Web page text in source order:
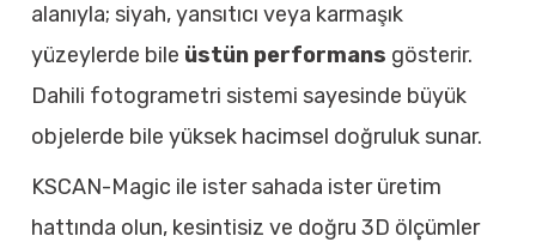
alanıyla; siyah, yansıtıcı veya karmaşık
yüzeylerde bile üstün performans gösterir.
Dahili fotogrametri sistemi sayesinde büyük
objelerde bile yüksek hacimsel doğruluk sunar.
KSCAN-Magic ile ister sahada ister üretim
hattında olun, kesintisiz ve doğru 3D ölçümler